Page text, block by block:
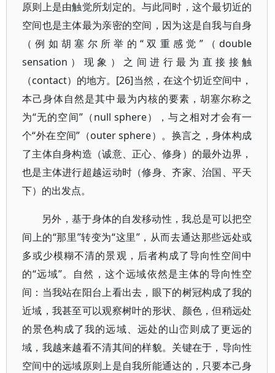
原则上是由触觉所划定的。与此同时，这个最切近的
空间也是主体最为亲密的空间，因为这是自我与自身
（例如胡塞尔所举的“双重感觉”（double
sensation）现象）之间进行最为直接接触
（contact）的地方。[26]当然，在这个切近空间中，
本己身体自然是其中最为内核的要素，胡塞尔称之
为“无的空间”（null sphere），与之相对才会有一
个“外在空间”（outer sphere）。换言之，身体构成
了主体自身构造（诚意、正心、修身）的最外边界，
也是主体进行超越运动时（修身、齐家、治国、平天
下）的出发点。
另外，基于身体的自发移动性，我总是可以把空
间上的“那里”转变为“这里”，从而去通达那些远处或
多或少模糊不清的景观，后者构成了导向性空间中
的“远域”。自然，这个远域依然是主体的导向性空
间：当我站在阳台上看出去，眼下的树冠构成了我的
近域，我甚至可以观察树叶的形状、颜色，但稍远处
的景色构成了我的远域、远处的山峦则成了更远的
域，我越来越看不清其间的样貌。关键在于，导向性
空间中的远域原则上是自我所能通达的，只要本己身